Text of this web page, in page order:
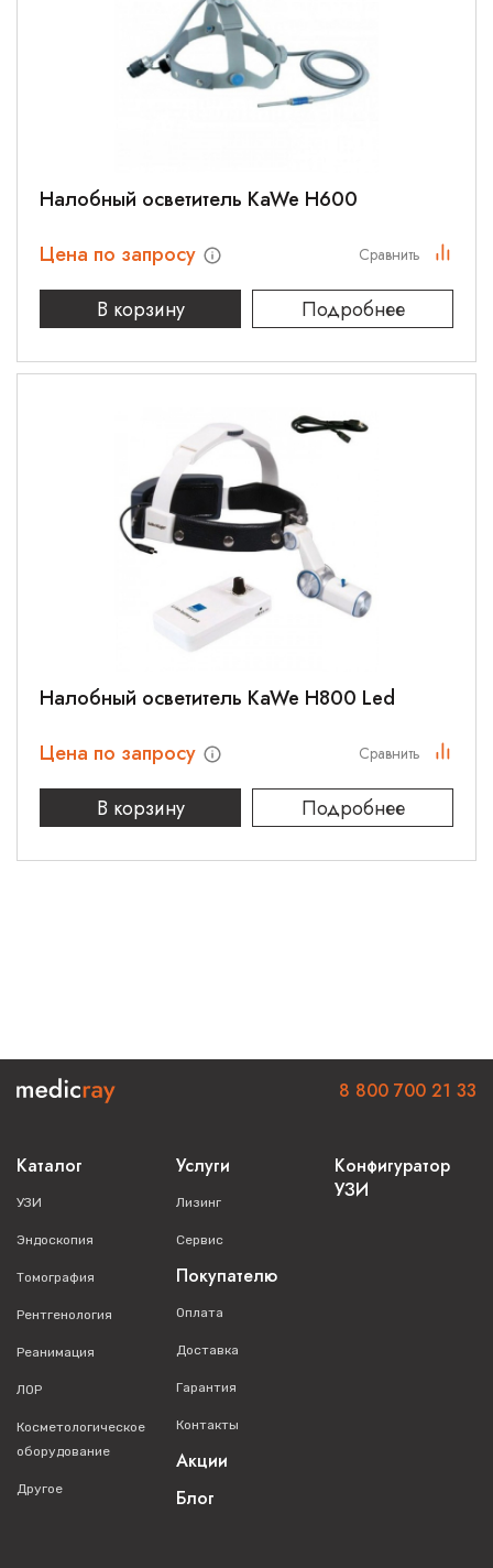
Налобный осветитель KaWe H600
Цена по запросу
В корзину
Подробнее
Сравнить
Налобный осветитель KaWe H800 Led
Цена по запросу
В корзину
Подробнее
Сравнить
Каталог
УЗИ
Эндоскопия
Томография
Рентгенология
Реанимация
ЛОР
Косметологическое
оборудование
Другое
Услуги
Лизинг
Сервис
Покупателю
Оплата
Доставка
Гарантия
Контакты
Акции
Блог
Конфигуратор
УЗИ
8 800 700 21 33